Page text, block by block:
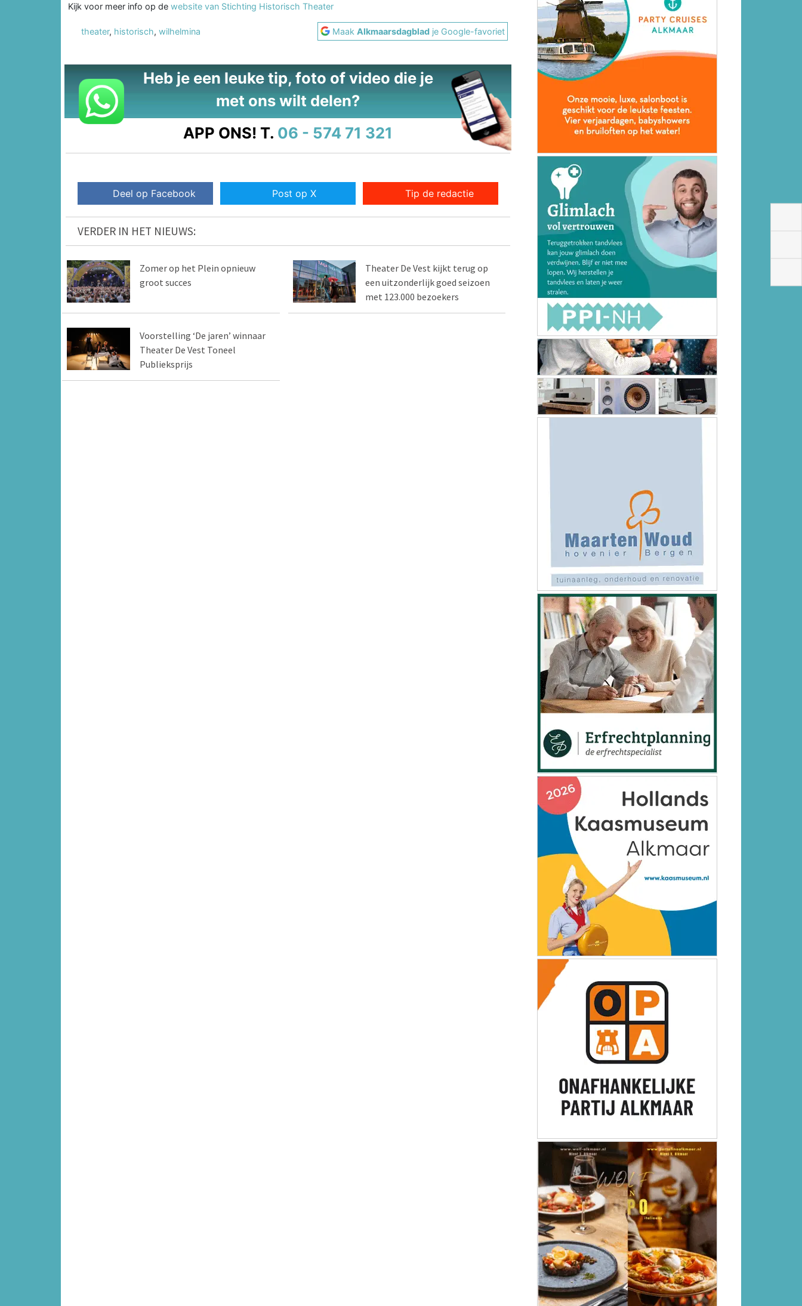
Kijk voor meer info op de website van Stichting Historisch Theater
theater, historisch, wilhelmina MaakAlkmaarsdagblad je Google-favoriet
Heb je een leuke tip, foto of video die je
met ons wilt delen?
APP ONS! T. 06 - 574 71 321
Deel op Facebook Post op X Tip de redactie
VERDER IN HET NIEUWS:
Zomer op het Plein opnieuw
groot succes
Theater De Vest kijkt terug op
een uitzonderlijk goed seizoen
met 123.000 bezoekers
Voorstelling ‘De jaren’ winnaar
Theater De Vest Toneel
Publieksprijs